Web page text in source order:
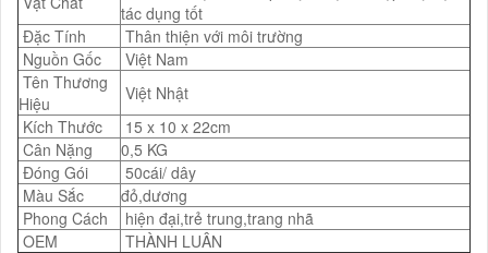
tác dụng tốt
Đặc Tính
Thân thiện với môi trường
Nguồn Gốc
Việt Nam
Tên Thương
Hiệu
Việt Nhật
Kích Thước
15 x 10 x 22cm
Cân Nặng
0,5 KG
Đóng Gói
50cái/ dây
Màu Sắc
đỏ,dương
Phong Cách
hiện đại,trẻ trung,trang nhã
OEM
THÀNH LUÂN